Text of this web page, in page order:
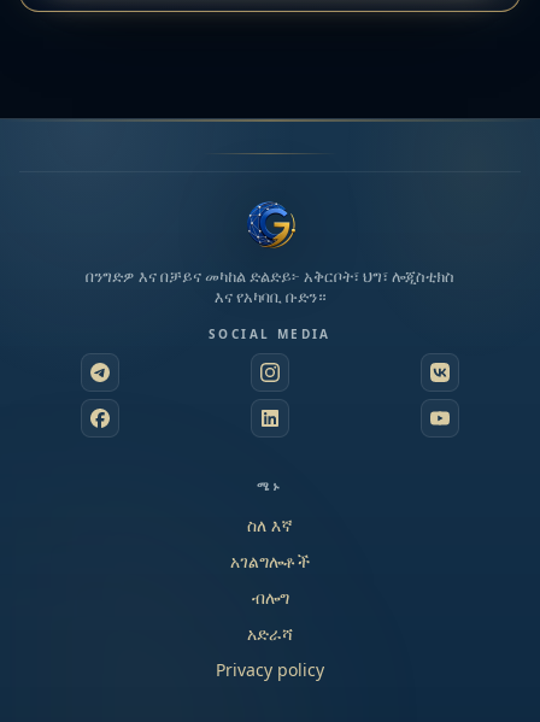
በንግድዎ እና በቻይና መካከል ድልድይ፦ አቅርቦት፣ ህግ፣ ሎጂስቲክስ
እና የአካባቢ ቡድን።
SOCIAL MEDIA
ሜኑ
ስለ እኛ
አገልግሎቶች
ብሎግ
አድራሻ
Privacy policy